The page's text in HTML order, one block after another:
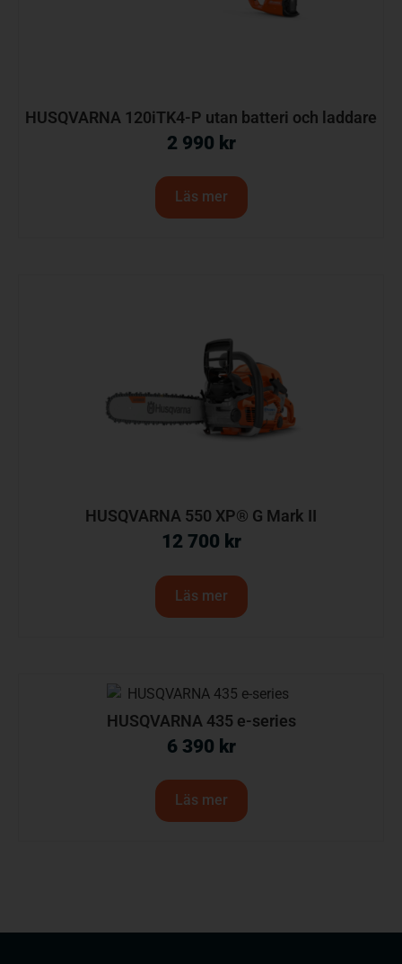
HUSQVARNA 120iTK4-P utan batteri och laddare
2 990 kr
Läs mer
HUSQVARNA 550 XP® G Mark II
12 700 kr
Läs mer
HUSQVARNA 435 e-series
6 390 kr
Läs mer